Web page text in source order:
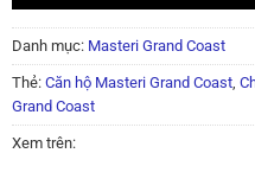
Danh mục: Masteri Grand Coast
Thẻ: Căn hộ Masteri Grand Coast,
Grand Coast
Xem trên: